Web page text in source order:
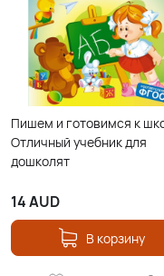
Пишем и готовимся к
Отличный учебник для
дошколят
14AUD
В корзину